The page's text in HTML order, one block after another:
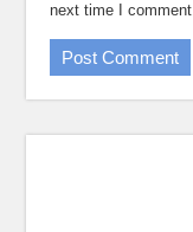
next time I